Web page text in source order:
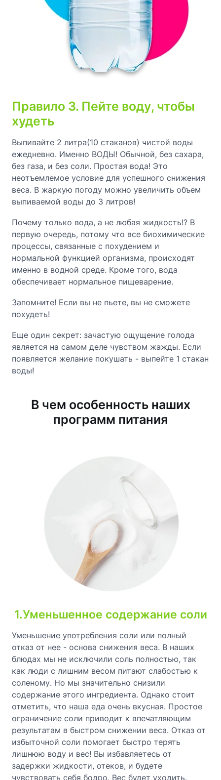
Правило 3. Пейте воду, чтобы
худеть
Выпивайте 2 литра(10 стаканов) чистой воды
ежедневно. Именно ВОДЫ! Обычной, без сахара,
без газа, и без соли. Простая вода! Это
неотъемлемое условие для успешного снижения
веса. В жаркую погоду можно увеличить объем
выпиваемой воды до 3 литров!
Почему только вода, а не любая жидкость!? В
первую очередь, потому что все биохимические
процессы, связанные с похудением и
нормальной функцией организма, происходят
именно в водной среде. Кроме того, вода
обеспечивает нормальное пищеварение.
Запомните! Если вы не пьете, вы не сможете
похудеть!
Еще один секрет: зачастую ощущение голода
является на самом деле чувством жажды. Если
появляется желание покушать - выпейте 1 стакан
воды!
В чем особенность наших
программ питания
1.Уменьшенное содержание соли
Уменьшение употребления соли или полный
отказ от нее - основа снижения веса. В наших
блюдах мы не исключили соль полностью, так
как люди с лишним весом питают слабостью к
соленому. Но мы значительно снизили
содержание этого ингредиента. Однако стоит
отметить, что наша еда очень вкусная. Простое
ограничение соли приводит к впечатляющим
результатам в быстром снижении веса. Отказ от
избыточной соли помогает быстро терять
лишнюю воду и вес! Вы избавляетесь от
задержки жидкости, отеков, и будете
чувствовать себя бодро. Вес будет уходить.